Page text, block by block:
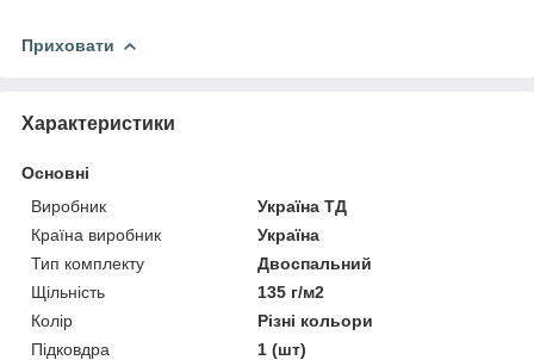
Приховати
Характеристики
Основні
Виробник
Україна ТД
Країна виробник
Україна
Тип комплекту
Двоспальний
Щільність
135 г/м2
Колір
Різні кольори
Підковдра
1 (шт)